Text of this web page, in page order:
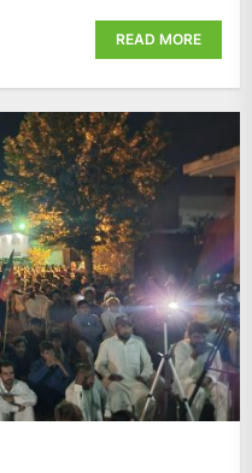
READ MORE